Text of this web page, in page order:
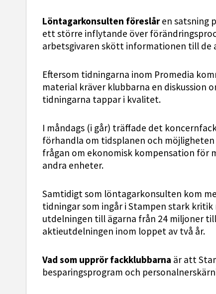
Löntagarkonsulten föreslåren satsning
ett större inflytande över
arbetsgivaren skött informationen till de
Eftersom tidningarna inom Promedia
material kräver klubbarna en diskussion
tidningarna tappar i kvalitet.
I måndags (i går) träffade det
förhandla om tidsplanen och
frågan om ekonomisk kompensation
andra enheter.
Samtidigt som löntagarkonsulten kom
tidningar som ingår i Stampen stark
utdelningen till ägarna från 24 miljoner
aktieutdelningen inom loppet av två år.
Vad som upprör fackklubbarna är att
besparingsprogram och